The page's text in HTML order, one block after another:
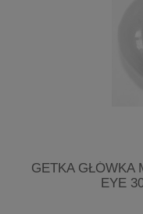
GETKA GŁÓWKA
EYE